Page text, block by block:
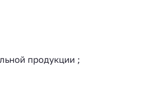
продукции ;